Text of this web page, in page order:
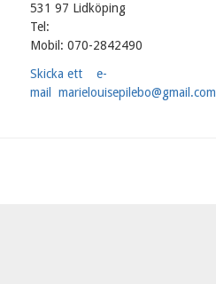
531 97 Lidköping
Tel:
Mobil: 070-2842490
Skicka ett e-
mail
marielouisepilebo@gmail.com